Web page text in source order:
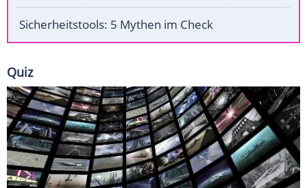
Sicherheitstools: 5 Mythen im Check
Quiz